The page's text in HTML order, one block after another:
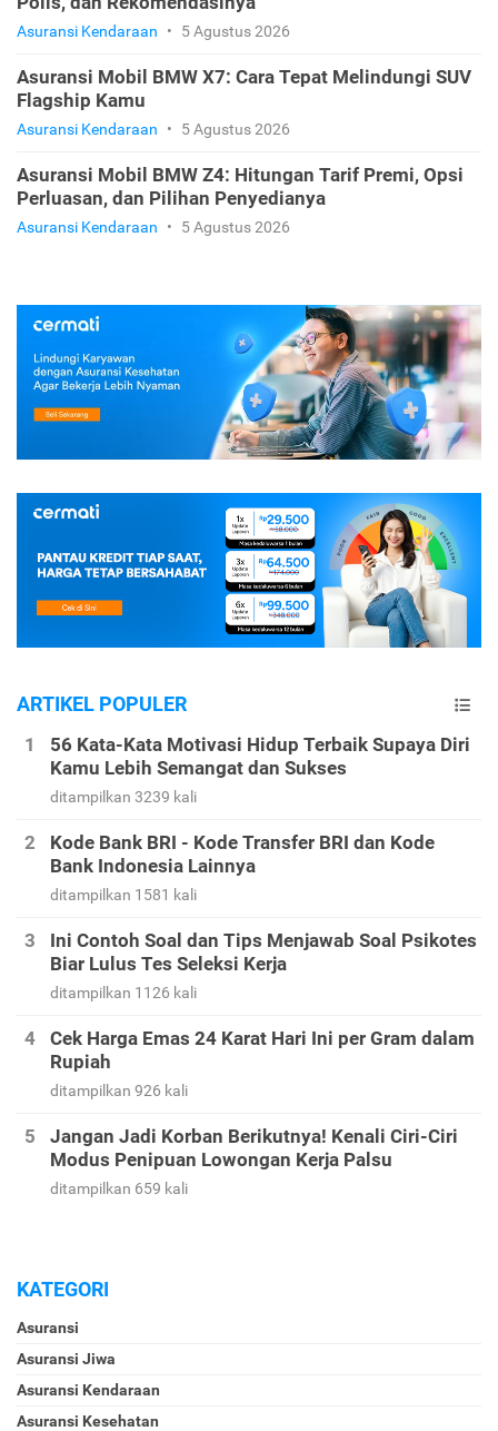
Asuransi Kendaraan • 5 Agustus 2026
Asuransi Mobil BMW X7: Cara Tepat Melindungi SUV
Flagship Kamu
Asuransi Kendaraan • 5 Agustus 2026
Asuransi Mobil BMW Z4: Hitungan Tarif Premi, Opsi
Perluasan, dan Pilihan Penyedianya
Asuransi Kendaraan • 5 Agustus 2026
ARTIKEL POPULER
56 Kata-Kata Motivasi Hidup Terbaik Supaya Diri
Kamu Lebih Semangat dan Sukses
ditampilkan 3239 kali
Kode Bank BRI - Kode Transfer BRI dan Kode
Bank Indonesia Lainnya
ditampilkan 1581 kali
Ini Contoh Soal dan Tips Menjawab Soal Psikotes
Biar Lulus Tes Seleksi Kerja
ditampilkan 1126 kali
Cek Harga Emas 24 Karat Hari Ini per Gram dalam
Rupiah
ditampilkan 926 kali
Jangan Jadi Korban Berikutnya! Kenali Ciri-Ciri
Modus Penipuan Lowongan Kerja Palsu
ditampilkan 659 kali
KATEGORI
Asuransi
Asuransi Jiwa
Asuransi Kendaraan
Asuransi Kesehatan